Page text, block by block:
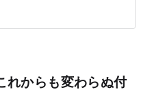
れからも変わらぬ付